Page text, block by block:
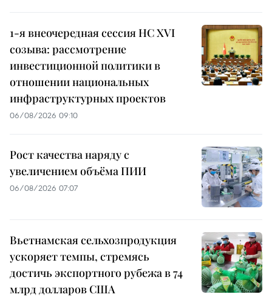
1-я внеочередная сессия НС XVI
созыва: рассмотрение
инвестиционной политики в
отношении национальных
инфраструктурных проектов
06/08/2026 09:10
Рост качества наряду с
увеличением объёма ПИИ
06/08/2026 07:07
Вьетнамская сельхозпродукция
ускоряет темпы, стремясь
достичь экспортного рубежа в 74
млрд долларов США